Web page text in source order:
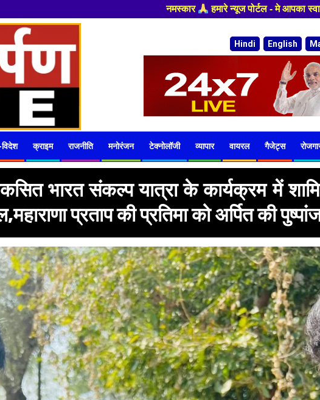
हमारे न्यूज पोर्टल - मे आपका स्वागत हैं ,यहाँ आपको हमेशा ताजा खबरों
Hindi English
क्राइम राजनीति मनोरंजन टेक्नोलॉजी व्यापार वायरल गैजेट्स
भारत संकल्प यात्रा के कार्यक्रम में
प्रताप की प्रतिमा को अर्पित की